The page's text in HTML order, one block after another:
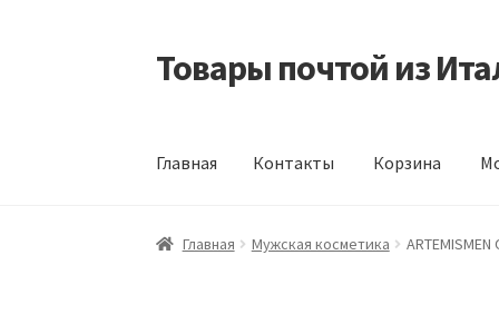
Перейти
к
Перейти
к
Товары почтой из
Главная Контакты Корзина
Главная Контакты Мой аккаунт
Главная Мужская косметика